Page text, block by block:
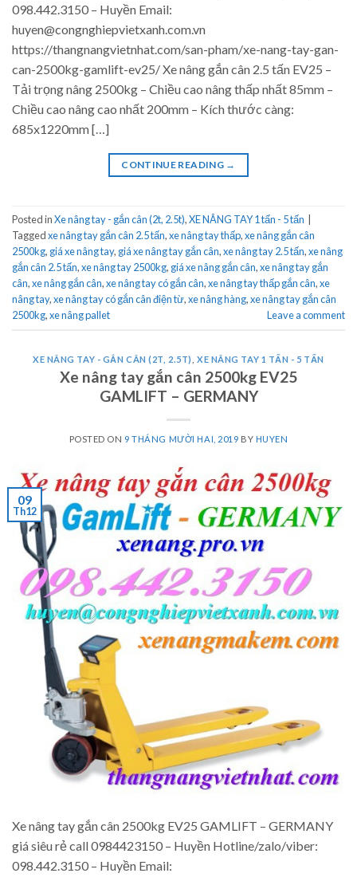
098.442.3150 – Huyền Email:
huyen@congnghiepvietxanh.com.vn
https://thangnangvietnhat.com/san-pham/xe-nang-tay-gan-
can-2500kg-gamlift-ev25/ Xe nâng gắn cân 2.5 tấn EV25 –
Tải trọng nâng 2500kg – Chiều cao nâng thấp nhất 85mm –
Chiều cao nâng cao nhất 200mm – Kích thước càng:
685x1220mm […]
CONTINUE READING →
Posted inXe nâng tay - gắn cân (2t, 2.5t),XE NÂNG TAY 1 tấn - 5 tấn
Taggedxe nâng tay gắn cân 2.5 tấn,xe nâng tay thấp,xe nâng gắn cân
2500kg, giá xe nâng tay, giá xe nâng tay gắn cân,xe nâng tay 2.5 tấn,xe nâng
gắn cân 2.5 tấn,xe nâng tay 2500kg, giá xe nâng gắn cân,xe nâng tay gắn
cân,xe nâng gắn cân,xe nâng tay có gắn cân,xe nâng tay thấp gắn cân,xe
nâng tay,xe nâng tay có gắn cân điện từ,xe nâng hàng,xe nâng tay gắn cân
2500kg,xe nâng pallet Leave a comment
XE NÂNG TAY - GẮN CÂN (2T, 2.5T) ,XE NÂNG TAY 1 TẤN - 5 TẤN
Xe nâng tay gắn cân 2500kg EV25
GAMLIFT – GERMANY
POSTED ON 9 THÁNG MƯỜI HAI, 2019 BY HUYEN
09
Th12
Xe nâng tay gắn cân 2500kg EV25 GAMLIFT – GERMANY
giá siêu rẻ call 0984423150 – Huyền Hotline/zalo/viber:
098.442.3150 – Huyền Email: